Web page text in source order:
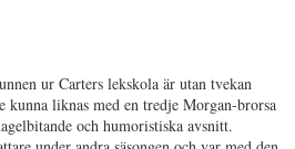
ur Carters lekskola är utan tvekan
liknas med en tredje Morgan-brorsa
och humoristiska avsnitt.